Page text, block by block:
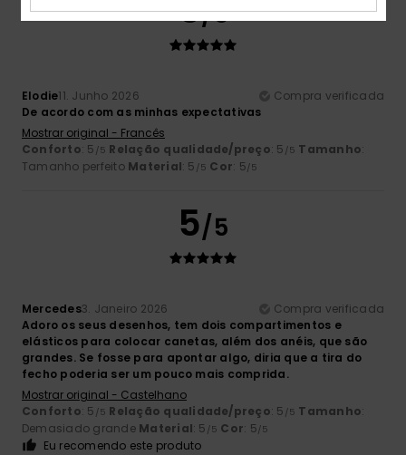
5/5
Elodie11. Junho 2026
Compra verificada
De acordo com as minhas expectativas
Mostrar original - Francês
Conforto: 5 /5 Relação qualidade/preço: 5 /5 Tamanho:
Tamanho perfeito Material: 5 /5 Cor: 5/5
5/5
Mercedes3. Janeiro 2026
Compra verificada
Adoro os seus desenhos, tem dois compartimentos e
elásticos para colocar canetas, além dos anéis, que são
grandes. Se fosse para apontar algo, diria que a tira do
fecho poderia ser um pouco mais comprida.
Mostrar original - Castelhano
Conforto: 5 /5 Relação qualidade/preço: 5 /5 Tamanho:
Demasiado grande Material: 5 /5 Cor: 5/5
Eu recomendo este produto